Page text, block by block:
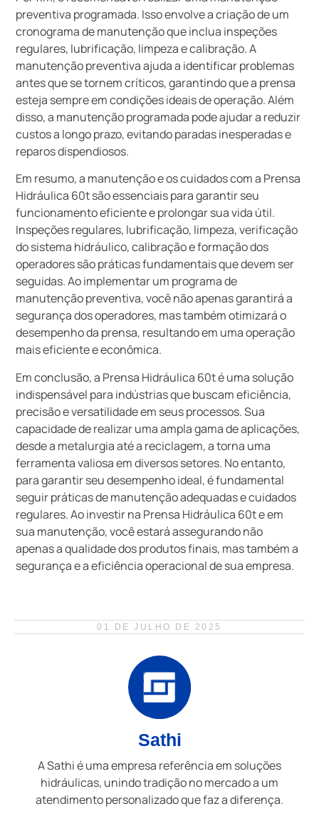
preventiva programada. Isso envolve a criação de um
cronograma de manutenção que inclua inspeções
regulares, lubrificação, limpeza e calibração. A
manutenção preventiva ajuda a identificar problemas
antes que se tornem críticos, garantindo que a prensa
esteja sempre em condições ideais de operação. Além
disso, a manutenção programada pode ajudar a reduzir
custos a longo prazo, evitando paradas inesperadas e
reparos dispendiosos.
Em resumo, a manutenção e os cuidados com a Prensa
Hidráulica 60t são essenciais para garantir seu
funcionamento eficiente e prolongar sua vida útil.
Inspeções regulares, lubrificação, limpeza, verificação
do sistema hidráulico, calibração e formação dos
operadores são práticas fundamentais que devem ser
seguidas. Ao implementar um programa de
manutenção preventiva, você não apenas garantirá a
segurança dos operadores, mas também otimizará o
desempenho da prensa, resultando em uma operação
mais eficiente e econômica.
Em conclusão, a Prensa Hidráulica 60t é uma solução
indispensável para indústrias que buscam eficiência,
precisão e versatilidade em seus processos. Sua
capacidade de realizar uma ampla gama de aplicações,
desde a metalurgia até a reciclagem, a torna uma
ferramenta valiosa em diversos setores. No entanto,
para garantir seu desempenho ideal, é fundamental
seguir práticas de manutenção adequadas e cuidados
regulares. Ao investir na Prensa Hidráulica 60t e em
sua manutenção, você estará assegurando não
apenas a qualidade dos produtos finais, mas também a
segurança e a eficiência operacional de sua empresa.
01 DE JULHO DE 2025
Sathi
A Sathi é uma empresa referência em soluções
hidráulicas, unindo tradição no mercado a um
atendimento personalizado que faz a diferença.